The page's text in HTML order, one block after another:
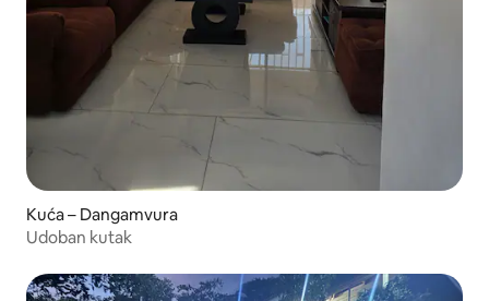
Kuća – Dangamvura
Udoban kutak